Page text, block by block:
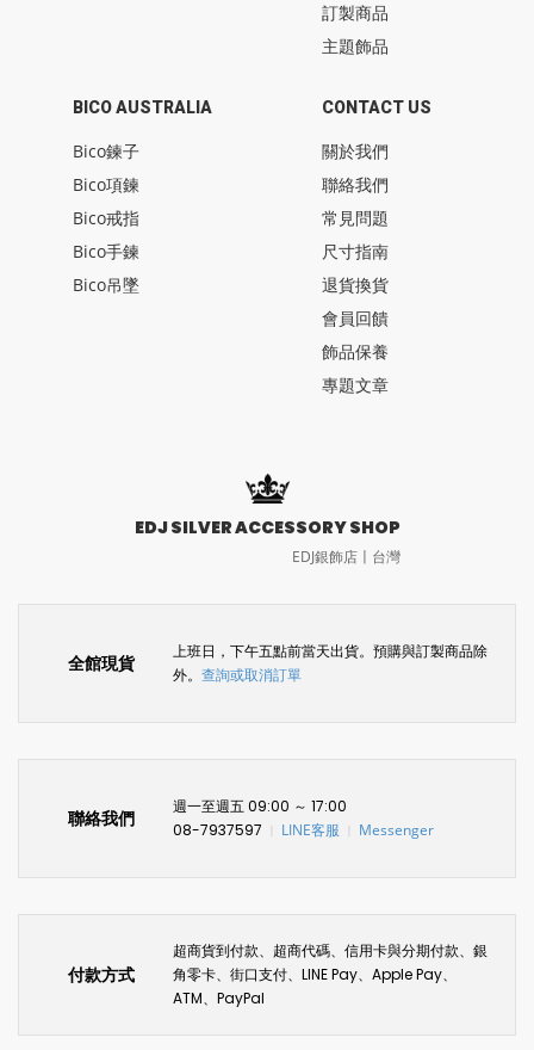
BICO AUSTRALIA
Bico鍊子
Bico項鍊
Bico戒指
Bico手鍊
Bico吊墜
訂製商品
主題飾品
CONTACT US
關於我們
聯絡我們
常見問題
尺寸指南
退貨換貨
會員回饋
飾品保養
專題文章
EDJ SILVER ACCESSORY SHOP
EDJ銀飾店〡台灣
全館現貨
上班日，下午五點前當天出貨。預購與訂製商品除
外。 查詢或取消訂單
聯絡我們
週一至週五 09:00 ～ 17:00
08-7937597
LINE客服 Messenger
付款方式
超商貨到付款、超商代碼、信用卡與分期付款、銀
角零卡、街口支付、LINE Pay、Apple Pay、
ATM、PayPal